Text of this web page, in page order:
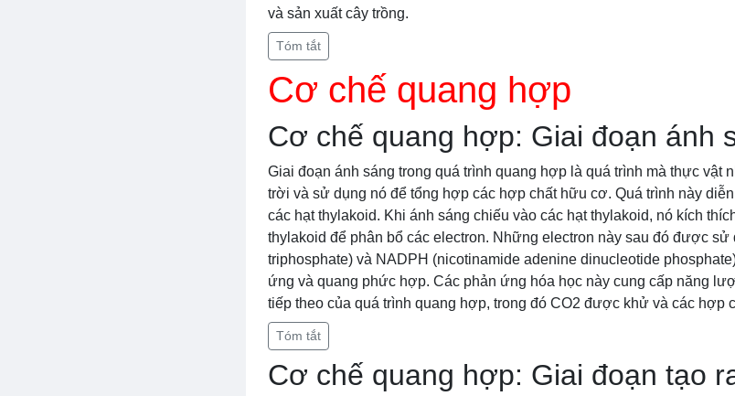
và sản xuất cây trồng.
Tóm tắt
Cơ chế quang hợp
Cơ chế quang hợp: Giai đoạn ánh
Giai đoạn ánh sáng trong quá trình quang hợp là quá trình mà thực vật
trời và sử dụng nó để tổng hợp các hợp chất hữu cơ. Quá trình này
các hạt thylakoid. Khi ánh sáng chiếu vào các hạt thylakoid, nó kích
thylakoid để phân bổ các electron. Những electron này sau đó được sử
triphosphate) và NADPH (nicotinamide adenine dinucleotide
ứng và quang phức hợp. Các phản ứng hóa học này cung cấp năng
tiếp theo của quá trình quang hợp, trong đó CO2 được khử và các hợp
Tóm tắt
Cơ chế quang hợp: Giai đoạn tạo